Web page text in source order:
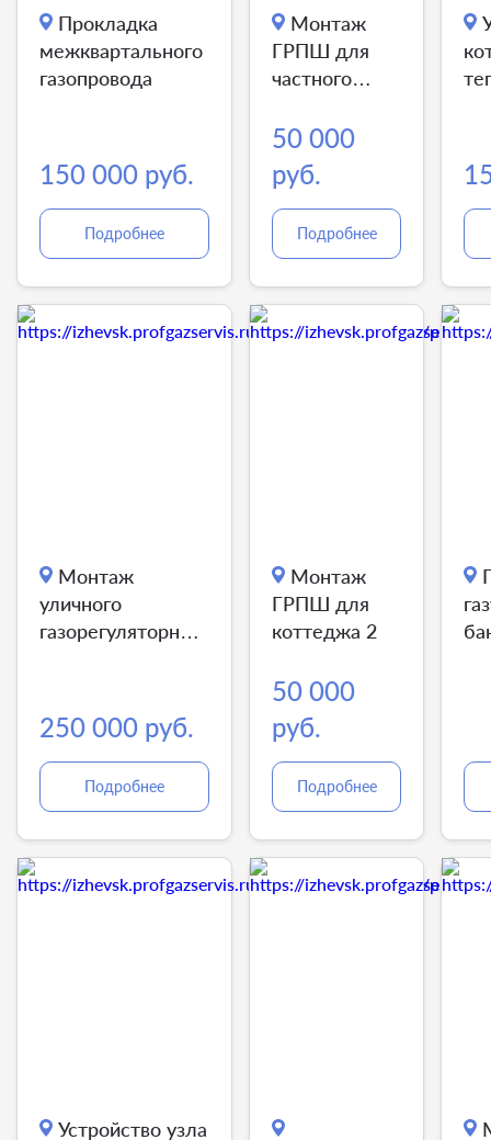
Прокладка
межквартального
газопровода
150 000 руб.
Подробнее
Монтаж
ГРПШ для
частного
50 000
руб.
Подробнее
Монтаж
уличного
газорегуляторного
250 000 руб.
Подробнее
Монтаж
ГРПШ для
коттеджа 2
50 000
руб.
Подробнее
Устройство узла